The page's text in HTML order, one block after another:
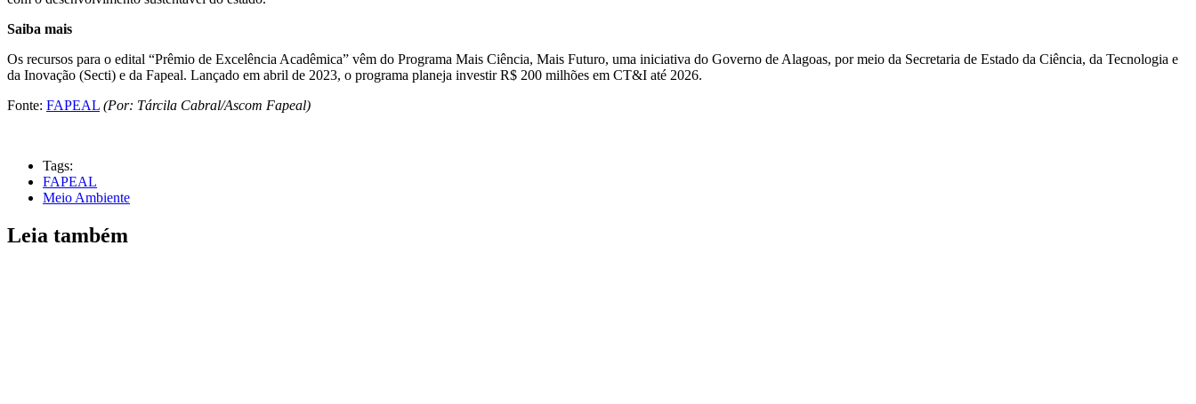
Saiba mais
Os recursos para o edital “Prêmio de Excelência Acadêmica” vêm do Programa Mais Ciência, Mais Futuro, uma iniciativa do Governo de Alagoas, por meio da Secretaria de Estado da Ciência, da Tecnologia e
da Inovação (Secti) e da Fapeal. Lançado em abril de 2023, o programa planeja investir R$ 200 milhões em CT&I até 2026.
Fonte: FAPEAL (Por: Tárcila Cabral/Ascom Fapeal)
Tags:
FAPEAL
Meio Ambiente
Leia também